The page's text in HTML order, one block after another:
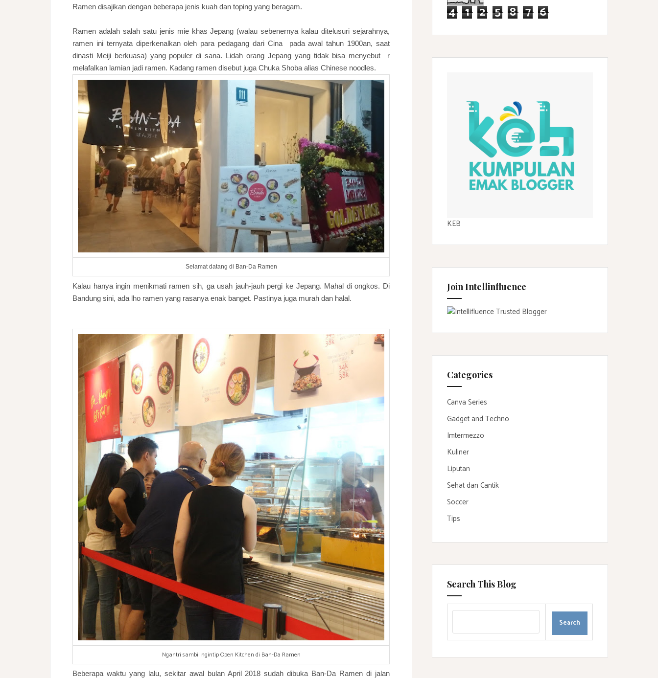
Ramen disajikan dengan beberapa jenis kuah dan toping yang beragam.
Ramen adalah salah satu jenis mie khas Jepang (walau sebenernya kalau ditelusuri sejarahnya,
ramen ini ternyata diperkenalkan oleh para pedagang dari Cina pada awal tahun 1900an, saat
dinasti Meiji berkuasa) yang populer di sana. Lidah orang Jepang yang tidak bisa menyebut r
melafalkan lamian jadi ramen. Kadang ramen disebut juga Chuka Shoba alias Chinese noodles.
Selamat datang di Ban-Da Ramen
Kalau hanya ingin menikmati ramen sih, ga usah jauh-jauh pergi ke Jepang. Mahal di ongkos. Di
Bandung sini, ada lho ramen yang rasanya enak banget. Pastinya juga murah dan halal.
Ngantri sambil ngintip Open Kitchen di Ban-Da Ramen
Beberapa waktu yang lalu, sekitar awal bulan April 2018 sudah dibuka Ban-Da Ramen di jalan
4 1 2 5 8 7 6
KEB
Join Intellinfluence
Categories
Canva Series
Gadget and Techno
Imtermezzo
Kuliner
Liputan
Sehat dan Cantik
Soccer
Tips
Search This Blog